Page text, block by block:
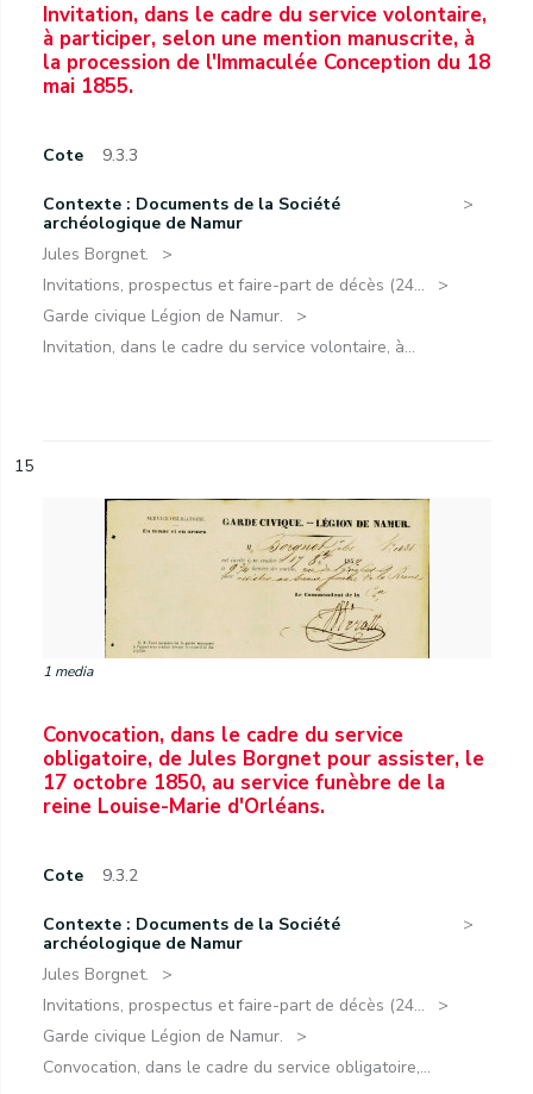
Invitation, dans le cadre du service volontaire,
à participer, selon une mention manuscrite, à
la procession de l'Immaculée Conception du 18
mai 1855.
Cote 9.3.3
Contexte : Documents de la Société
archéologique de Namur
Jules Borgnet.
Invitations, prospectus et faire-part de décès (24...
Garde civique Légion de Namur.
Invitation, dans le cadre du service volontaire, à...
15
1 media
Convocation, dans le cadre du service
obligatoire, de Jules Borgnet pour assister, le
17 octobre 1850, au service funèbre de la
reine Louise-Marie d'Orléans.
Cote 9.3.2
Contexte : Documents de la Société
archéologique de Namur
Jules Borgnet.
Invitations, prospectus et faire-part de décès (24...
Garde civique Légion de Namur.
Convocation, dans le cadre du service obligatoire,...